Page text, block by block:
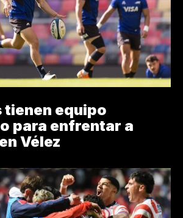
tienen equipo
para enfrentar a
Vélez